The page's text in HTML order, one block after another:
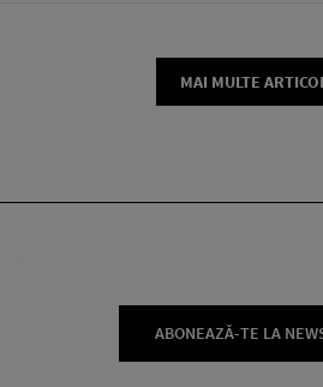
MAI MULTE
ABONEAZĂ-TE LA